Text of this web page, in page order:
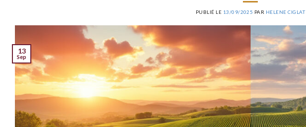
PUBLIÉ LE 13/09/2025 PAR HELENE CIGLAT
13
Sep